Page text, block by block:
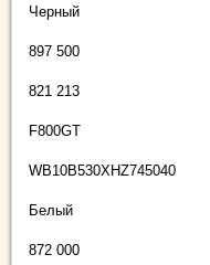
Черный
897 500
821 213
F800GT
WB10B530XHZ745040
Белый
872 000